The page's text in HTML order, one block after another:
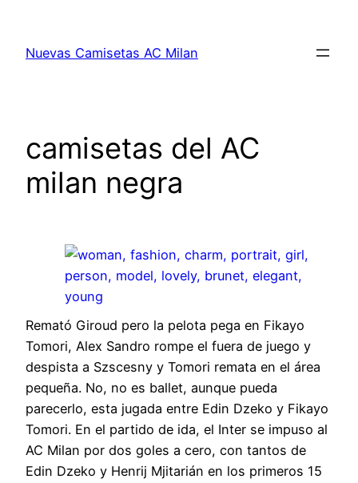
contenido
Nuevas Camisetas AC Milan
camisetas del AC
milan negra
Remató Giroud pero la pelota pega en Fikayo
Tomori, Alex Sandro rompe el fuera de juego y
despista a Szscesny y Tomori remata en el área
pequeña. No, no es ballet, aunque pueda
parecerlo, esta jugada entre Edin Dzeko y Fikayo
Tomori. En el partido de ida, el Inter se impuso al
AC Milan por dos goles a cero, con tantos de
Edin Dzeko y Henrij Mjitarián en los primeros 15